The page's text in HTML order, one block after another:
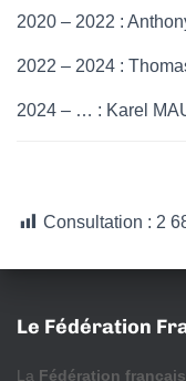
2020 – 2022 :
2022 – 2024 :
2024 – … : Karel
Consultation : 2
Le Fédération
La Fédération